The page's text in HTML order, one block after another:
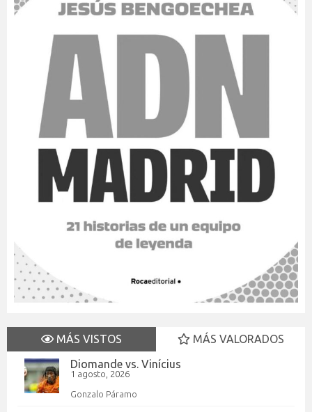
MÁS VISTOS
MÁS VALORADOS
Diomande vs. Vinícius
1 agosto, 2026
Gonzalo Páramo